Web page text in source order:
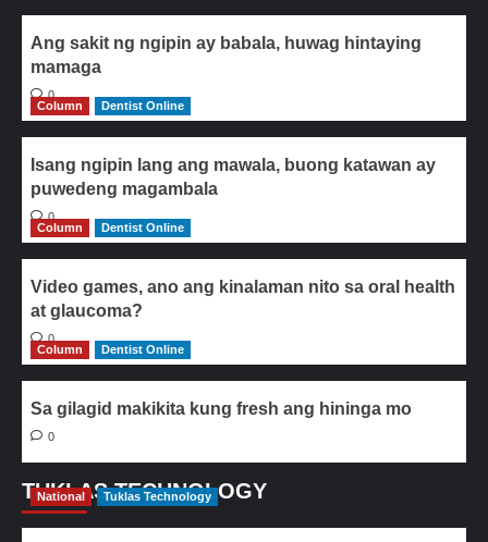
Ang sakit ng ngipin ay babala, huwag hintaying
mamaga
0
Column
Dentist Online
Isang ngipin lang ang mawala, buong katawan ay
puwedeng magambala
0
Column
Dentist Online
Video games, ano ang kinalaman nito sa oral health
at glaucoma?
0
Column
Dentist Online
Sa gilagid makikita kung fresh ang hininga mo
0
TUKLAS TECHNOLOGY
National Tuklas Technology